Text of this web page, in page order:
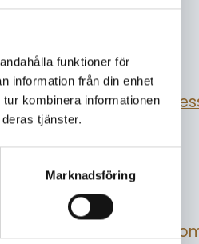
funktioner för
information från din enhet
kombinera informationen
tjänster.
Marknadsföring
Über FROM:
CEO
Emil Johansson
GEGRÜNDET
2022
WEBSEITE